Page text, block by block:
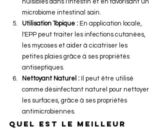
microbiome intestinal sain.
Utilisation Topique : En application locale,
l'EPP peut traiter les infections cutanées,
les mycoses et aider à cicatriser les
petites plaies grâce à ses propriétés
antiseptiques.
Nettoyant Naturel : Il peut être utilisé
comme désinfectant naturel pour nettoyer
les surfaces, grâce à ses propriétés
antimicrobiennes.
Quel est le meilleur